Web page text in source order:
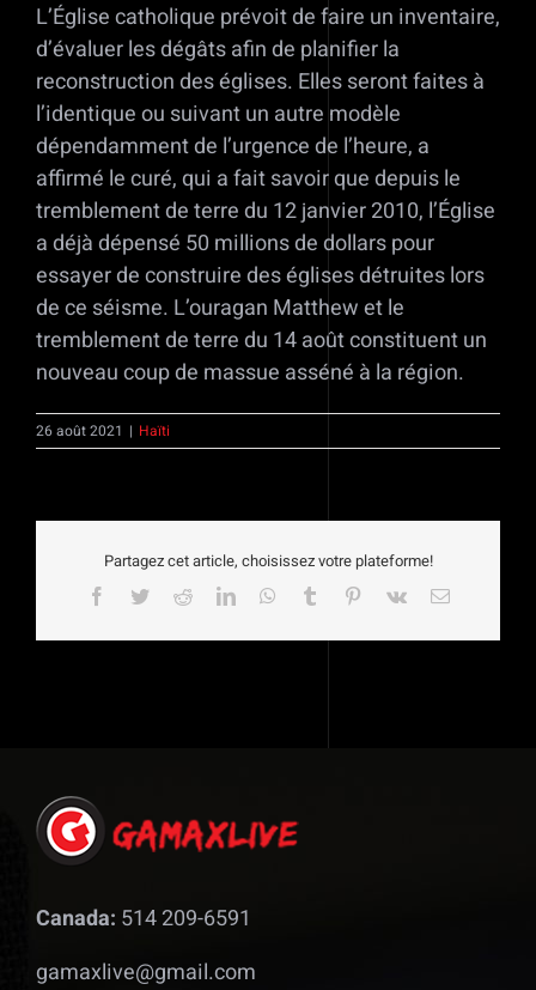
L’Église catholique prévoit de faire un inventaire,
d’évaluer les dégâts afin de planifier la
reconstruction des églises. Elles seront faites à
l’identique ou suivant un autre modèle
dépendamment de l’urgence de l’heure, a
affirmé le curé, qui a fait savoir que depuis le
tremblement de terre du 12 janvier 2010, l’Église
a déjà dépensé 50 millions de dollars pour
essayer de construire des églises détruites lors
de ce séisme. L’ouragan Matthew et le
tremblement de terre du 14 août constituent un
nouveau coup de massue asséné à la région.
26 août 2021 | Haïti
Partagez cet article, choisissez votre plateforme!
Facebook
TwitterRedditLinkedInWhatsApp
Tumblr Pinterest
Vk Email
Canada: 514 209-6591
gamaxlive@gmail.com